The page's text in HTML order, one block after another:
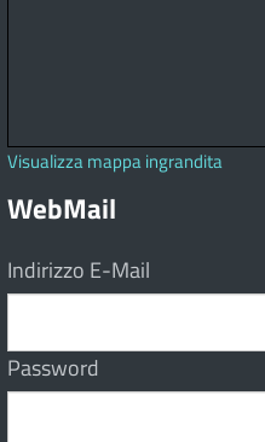
Visualizza mappa ingrandita
WebMail
Indirizzo E-Mail
Password